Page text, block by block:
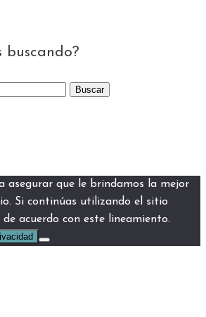
buscando?
asegurar que le brindamos la mejor
Si continúas utilizando el sitio
acuerdo con este lineamiento.